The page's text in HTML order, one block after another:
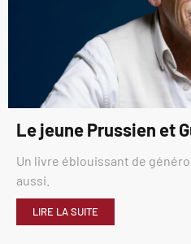
Le jeune Prussien et
Un livre éblouissant de
aussi.
LIRE LA SUITE